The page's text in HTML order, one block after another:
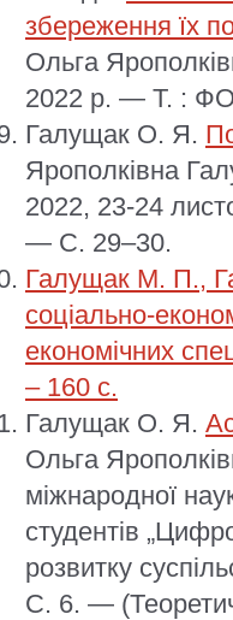
збереження їх
Ольга
2022 р. — Т. :
Галущак О. Я.
Ярополківна
2022, 23-24
— С. 29–30.
Галущак М. П.,
соціально-
економічних
– 160 с.
Галущак О. Я.
Ольга
міжнародної
студентів
розвитку
С. 6. —